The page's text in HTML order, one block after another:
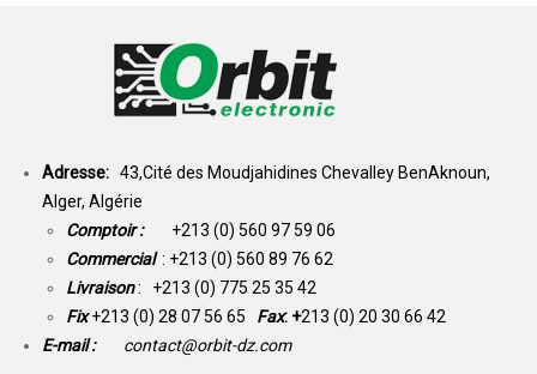
Adresse: 43,Cité des Moudjahidines Chevalley BenAknoun,
Alger, Algérie
Comptoir : +213 (0) 560 97 59 06
Commercial : +213 (0) 560 89 76 62
Livraison: +213 (0) 775 25 35 42
Fix +213 (0) 28 07 56 65 Fax: +213 (0) 20 30 66 42
E-mail :
contact@orbit-dz.com